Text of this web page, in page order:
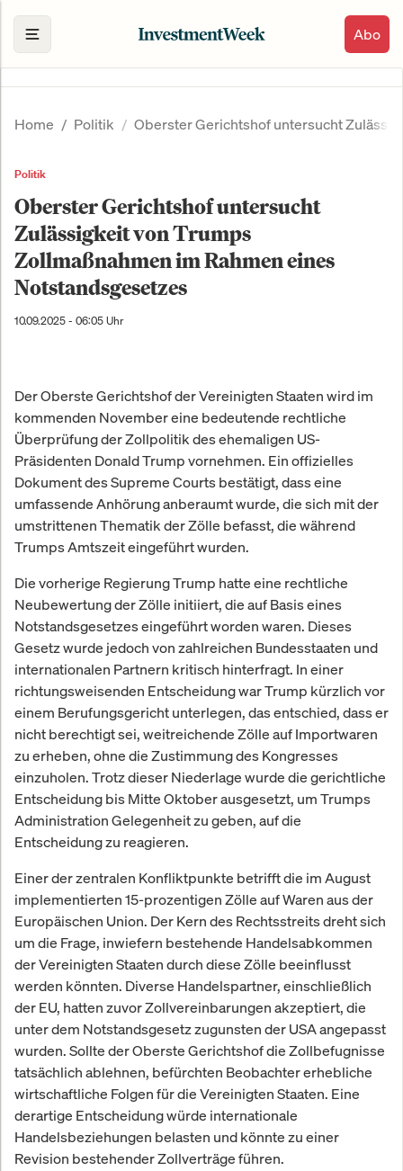
Abo
Home Politik Oberster Gerichtshof untersucht
Politik
Oberster Gerichtshof untersucht
Zulässigkeit von Trumps
Zollmaßnahmen im Rahmen eines
Notstandsgesetzes
10.09.2025 - 06:05 Uhr
Der Oberste Gerichtshof der Vereinigten Staaten wird im
kommenden November eine bedeutende rechtliche
Überprüfung der Zollpolitik des ehemaligen US-
Präsidenten Donald Trump vornehmen. Ein offizielles
Dokument des Supreme Courts bestätigt, dass eine
umfassende Anhörung anberaumt wurde, die sich mit der
umstrittenen Thematik der Zölle befasst, die während
Trumps Amtszeit eingeführt wurden.
Die vorherige Regierung Trump hatte eine rechtliche
Neubewertung der Zölle initiiert, die auf Basis eines
Notstandsgesetzes eingeführt worden waren. Dieses
Gesetz wurde jedoch von zahlreichen Bundesstaaten und
internationalen Partnern kritisch hinterfragt. In einer
richtungsweisenden Entscheidung war Trump kürzlich vor
einem Berufungsgericht unterlegen, das entschied, dass er
nicht berechtigt sei, weitreichende Zölle auf Importwaren
zu erheben, ohne die Zustimmung des Kongresses
einzuholen. Trotz dieser Niederlage wurde die gerichtliche
Entscheidung bis Mitte Oktober ausgesetzt, um Trumps
Administration Gelegenheit zu geben, auf die
Entscheidung zu reagieren.
Einer der zentralen Konfliktpunkte betrifft die im August
implementierten 15-prozentigen Zölle auf Waren aus der
Europäischen Union. Der Kern des Rechtsstreits dreht sich
um die Frage, inwiefern bestehende Handelsabkommen
der Vereinigten Staaten durch diese Zölle beeinflusst
werden könnten. Diverse Handelspartner, einschließlich
der EU, hatten zuvor Zollvereinbarungen akzeptiert, die
unter dem Notstandsgesetz zugunsten der USA angepasst
wurden. Sollte der Oberste Gerichtshof die Zollbefugnisse
tatsächlich ablehnen, befürchten Beobachter erhebliche
wirtschaftliche Folgen für die Vereinigten Staaten. Eine
derartige Entscheidung würde internationale
Handelsbeziehungen belasten und könnte zu einer
Revision bestehender Zollverträge führen.